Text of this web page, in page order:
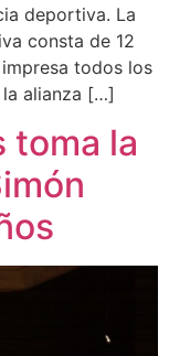
deportiva. La
consta de 12
todos los
alianza […]
toma la